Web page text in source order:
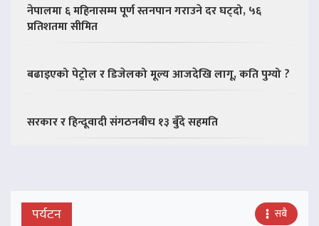
नेपालमा ६ महिनासम्म पूर्ण स्तनपान गराउने दर घट्दो, ५६
प्रतिशतमा सीमित
बढाइएको पेट्रोल र डिजेलको मूल्य आजदेखि लागू, कति पुग्यो ?
सरकार र हिन्दूवादी संगठनबीच १३ बुँदे सहमति
पर्यटन सबै